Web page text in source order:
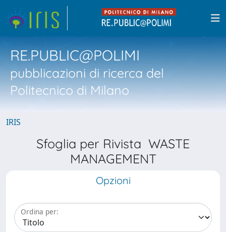
RE.PUBLIC@POLIMI
pubblicazioni di ricerca del
Politecnico di Milano
IRIS
Sfoglia per Rivista WASTE
MANAGEMENT
Opzioni
Ordina per: